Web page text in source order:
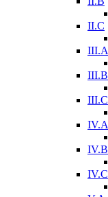
II.C
III.A
III.B
III.C
IV.A
IV.B
IV.C